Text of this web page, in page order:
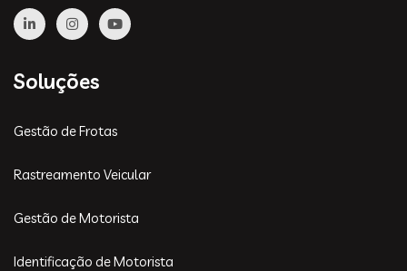
Soluções
Gestão de Frotas
Rastreamento Veicular
Gestão de Motorista
Identificação de Motorista